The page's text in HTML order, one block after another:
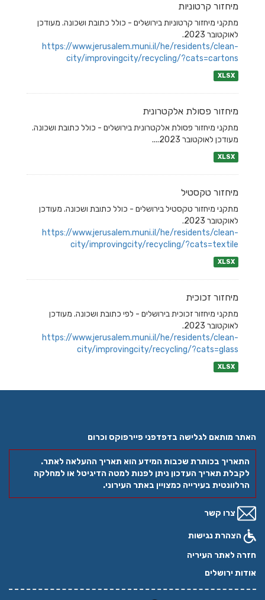
מיחזור קרטוניות
מתקני מיחזור קרטוניות בירושלים - כולל כתובת ושכונה. מעודכן
לאוקטובר 2023.
https://www.jerusalem.muni.il/he/residents/clean-
city/improvingcity/recycling/?cats=cartons
XLSX
מיחזור פסולת אלקטרונית
מתקני מיחזור פסולת אלקטרונית בירושלים - כולל כתובת ושכונה.
מעודכן לאוקטובר 2023....
XLSX
מיחזור טקסטיל
מתקני מיחזור טקסטיל בירושלים - כולל כתובת ושכונה. מעודכן
לאוקטובר 2023.
https://www.jerusalem.muni.il/he/residents/clean-
city/improvingcity/recycling/?cats=textile
XLSX
מיחזור זכוכית
מתקני מיחזור זכוכית בירושלים - לפי כתובת ושכונה. מעודכן
לאוקטובר 2023.
https://www.jerusalem.muni.il/he/residents/clean-
city/improvingcity/recycling/?cats=glass
XLSX
האתר מותאם לגלישה בדפדפני פיירפוקס וכרום
התאריך בכותרת שכבות המידע הוא תאריך ההעלאה לאתר.
לקבלת תאריך העדכון ניתן לפנות למטה הדיגיטל או למחלקה
הרלוונטית בעירייה כמצויין באתר העירוני.
צרו קשר
הצהרת נגישות
חזרה לאתר העיריה
אודות ירושלים